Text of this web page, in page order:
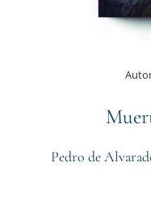
Pedro de